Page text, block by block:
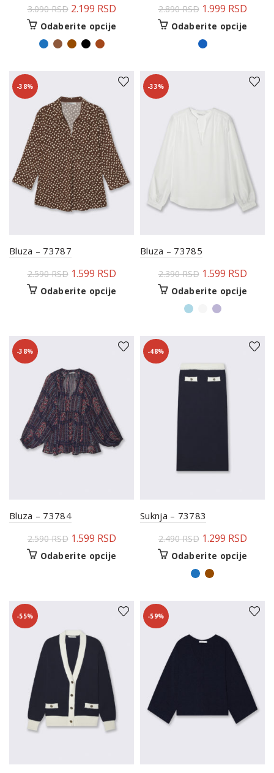
3.090RSD 2.199 RSD
Odaberite opcije
2.890RSD 1.999 RSD
Odaberite opcije
-38%
Bluza – 73787
2.590RSD 1.599 RSD
Odaberite opcije
-33%
Bluza – 73785
2.390RSD 1.599 RSD
Odaberite opcije
-38%
Bluza – 73784
2.590RSD 1.599 RSD
Odaberite opcije
-48%
Suknja – 73783
2.490RSD 1.299 RSD
Odaberite opcije
-55% -59%